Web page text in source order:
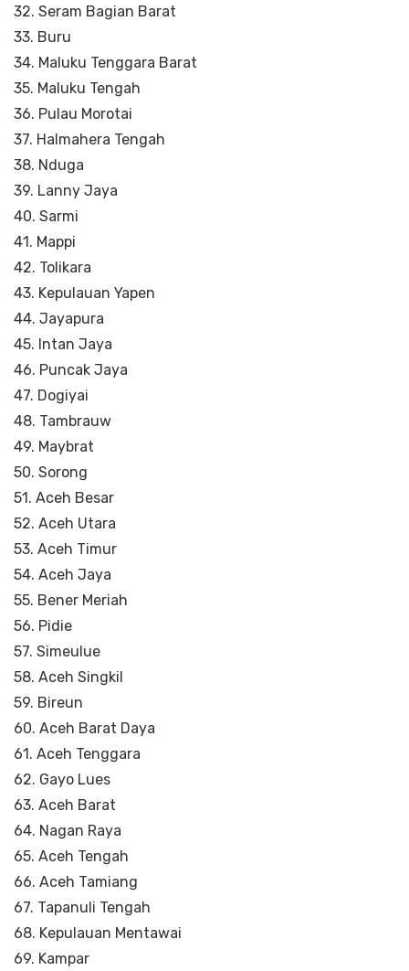
32. Seram Bagian Barat
33. Buru
34. Maluku Tenggara Barat
35. Maluku Tengah
36. Pulau Morotai
37. Halmahera Tengah
38. Nduga
39. Lanny Jaya
40. Sarmi
41. Mappi
42. Tolikara
43. Kepulauan Yapen
44. Jayapura
45. Intan Jaya
46. Puncak Jaya
47. Dogiyai
48. Tambrauw
49. Maybrat
50. Sorong
51. Aceh Besar
52. Aceh Utara
53. Aceh Timur
54. Aceh Jaya
55. Bener Meriah
56. Pidie
57. Simeulue
58. Aceh Singkil
59. Bireun
60. Aceh Barat Daya
61. Aceh Tenggara
62. Gayo Lues
63. Aceh Barat
64. Nagan Raya
65. Aceh Tengah
66. Aceh Tamiang
67. Tapanuli Tengah
68. Kepulauan Mentawai
69. Kampar